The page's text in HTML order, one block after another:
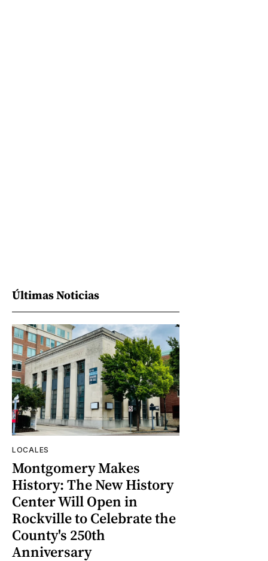
Últimas Noticias
LOCALES
Montgomery Makes
History: The New History
Center Will Open in
Rockville to Celebrate the
County's 250th
Anniversary